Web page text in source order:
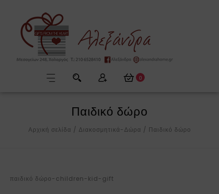
0
Παιδικό δώρο
Αρχική σελίδα / Διακοσμητικά-Δώρα / Παιδικό δώρο
παιδικό δώρο-children-kid-gift